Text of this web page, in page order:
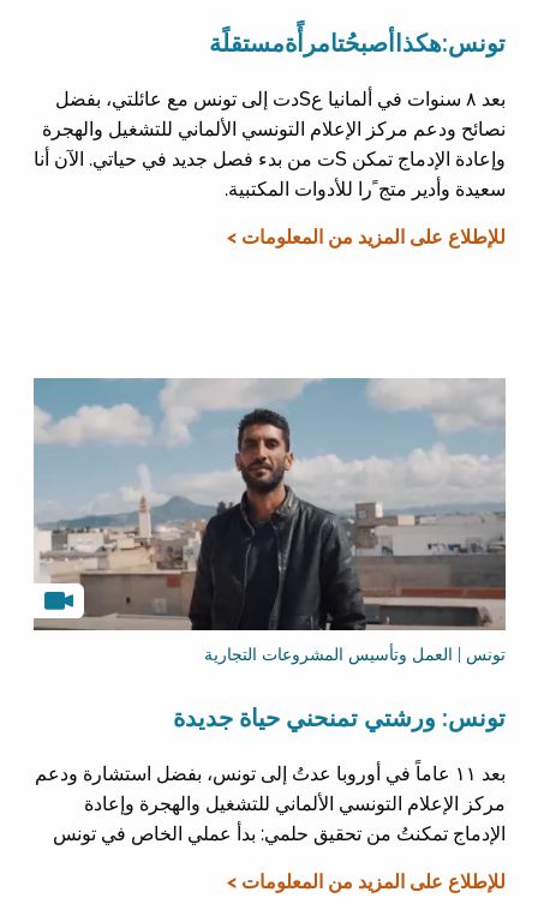
تونس:هكذاأصبحُتامرأًةمستقلًة
بعد ٨ سنوات في ألمانيا عSدت إلى تونس مع عائلتي، بفضل
نصائح ودعم مركز الإعلام التونسي الألماني للتشغيل والهجرة
وإعادة الإدماج تمكن Sت من بدء فصل جديد في حياتي. الآن أنا
سعيدة وأدير متج ًرا للأدوات المكتبية.
للإطلاع على المزيد من المعلومات >
تونس | العمل وتأسيس المشروعات التجارية
تونس: ورشتي تمنحني حياة جديدة
بعد ١١ عاماً في أوروبا عدتُ إلى تونس، بفضل استشارة ودعم
مركز الإعلام التونسي الألماني للتشغيل والهجرة وإعادة
الإدماج تمكنتُ من تحقيق حلمي: بدأ عملي الخاص في تونس
للإطلاع على المزيد من المعلومات >